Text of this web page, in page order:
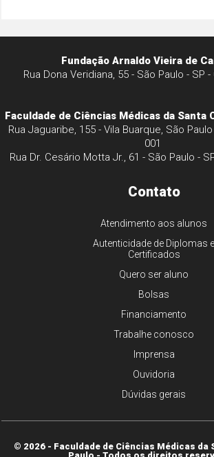
Fundação Arnaldo Vieira de
Rua Dona Veridiana, 55 - São Paulo - SP -
Faculdade de Ciências Médicas da Santa
Rua Jaguaribe, 155 - Vila Buarque, São
001
Rua Dr. Cesário Motta Jr., 61 - São Paulo -
Contato
Atendimento aos alunos
Autenticidade de Diplomas e
Certificados
Quero ser aluno
Bolsas
Financiamento
Trabalhe conosco
Imprensa
Ouvidoria
Dúvidas gerais
© 2026 - Faculdade de Ciências Médicas da